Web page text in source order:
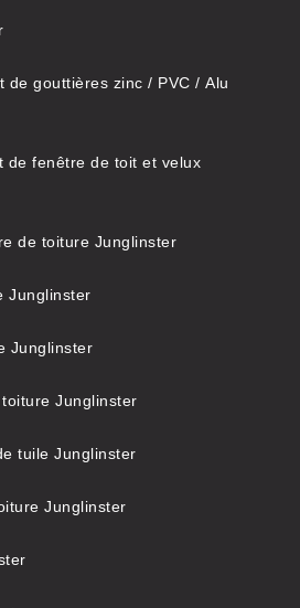
de gouttières zinc / PVC / Alu
de fenêtre de toit et velux
de toiture Junglinster
Junglinster
Junglinster
Junglinster
tuile Junglinster
Junglinster